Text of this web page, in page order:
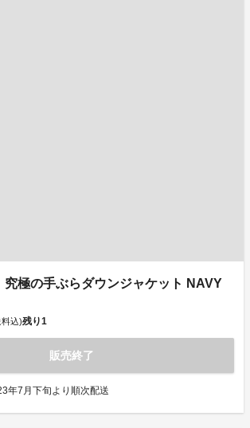
究極の手ぶらダウンジャケット NAVY
込)残り1
販売終了
年7月下旬より順次配送